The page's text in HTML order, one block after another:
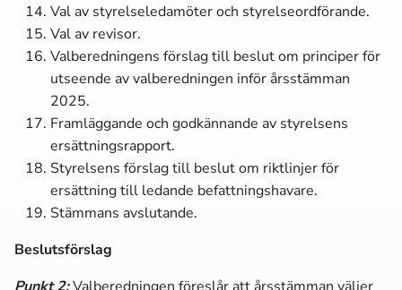
Val av styrelseledamöter och styrelseordförande.
Val av revisor.
Valberedningens förslag till beslut om principer för
utseende av valberedningen inför årsstämman
2025.
Framläggande och godkännande av styrelsens
ersättningsrapport.
Styrelsens förslag till beslut om riktlinjer för
ersättning till ledande befattningshavare.
Stämmans avslutande.
Beslutsförslag